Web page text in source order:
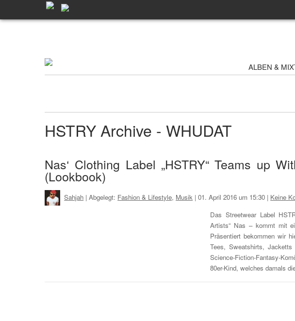
ALBEN &
HSTRY Archive - WHUDAT
Nas‘ Clothing Label „HSTRY“ Teams up
(Lookbook)
Sahjah | Abgelegt: Fashion & Lifestyle, Musik |01. April 2016 um 15:30 | Keine
Das Streetwear Label
Artists“ Nas – kommt mit
Präsentiert bekommen wir
Tees, Sweatshirts,
Science-Fiction-Fantasy-
80er-Kind, welches damals